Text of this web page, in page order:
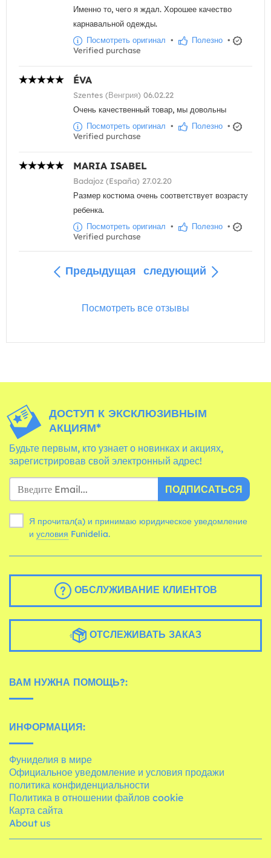
Именно то, чего я ждал. Хорошее качество
карнавальной одежды.
Посмотреть оригинал • Полезно •
Verified purchase
ÉVA
Szentes (Венгрия) 06.02.22
Очень качественный товар, мы довольны
Посмотреть оригинал • Полезно •
Verified purchase
MARIA ISABEL
Badajoz (España) 27.02.20
Размер костюма очень соответствует возрасту
ребенка.
Посмотреть оригинал • Полезно •
Verified purchase
Предыдущая следующий
Посмотреть все отзывы
ДОСТУП К ЭКСКЛЮЗИВНЫМ
АКЦИЯМ*
Будьте первым, кто узнает о новинках и акциях,
зарегистрировав свой электронный адрес!
ПОДПИСАТЬСЯ
Я прочитал(а) и принимаю юридическое уведомление
и условия Funidelia.
ОБСЛУЖИВАНИЕ КЛИЕНТОВ
ОТСЛЕЖИВАТЬ ЗАКАЗ
ВАМ НУЖНА ПОМОЩЬ?:
ИНФОРМАЦИЯ:
Фуниделия в мире
Официальное уведомление и условия продажи
политика конфиденциальности
Политика в отношении файлов cookie
Карта сайта
About us